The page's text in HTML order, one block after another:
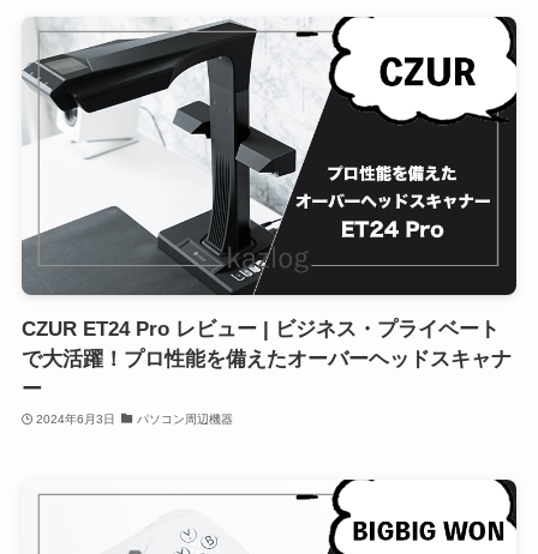
CZUR ET24 Pro レビュー | ビジネス・プライベート
で大活躍！プロ性能を備えたオーバーヘッドスキャナ
ー
2024年6月3日 パソコン周辺機器